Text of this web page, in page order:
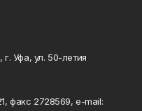
Уфа, ул. 50-летия
факс 2728569, e-mail: